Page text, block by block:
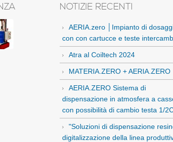
NOTIZIE RECENTI
AERIA.zero │Impianto di
con con cartucce e teste
Atra al Coiltech 2024
MATERIA.ZERO + AERIA.ZERO
AERIA.ZERO Sistema di
dispensazione in atmosfera a
con possibilità di cambio testa 1/
"Soluzioni di dispensazione
digitalizzazione della linea